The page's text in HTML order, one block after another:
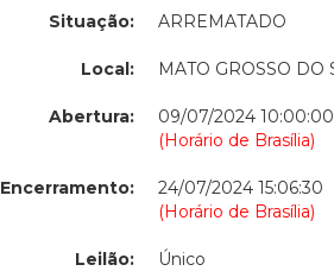
Situação: ARREMATADO
Local: MATO GROSSO DO
Abertura:
09/07/2024 10:00:00
(Horário de Brasília)
Encerramento:
24/07/2024 15:06:30
(Horário de Brasília)
Leilão: Único